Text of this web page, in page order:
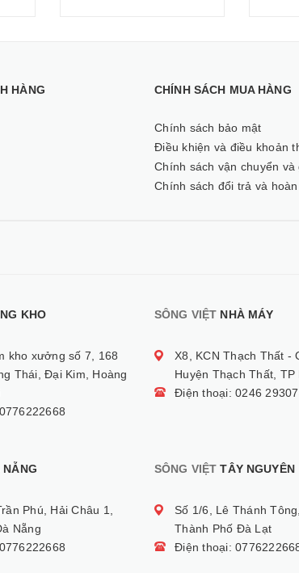
HÀNG CHÍNH SÁCH MUA HÀNG
Chính sách bảo mật
Điều khiện và điều khoản
Chính sách vận chuyển và
Chính sách đổi trả và
KHO
kho xưởng số 7, 168
Thái, Đại Kim, Hoàng
SÔNG VIỆT NHÀ MÁY
X8, KCN Thạch Thất -
Huyện Thạch Thất, TP
Điện thoại: 0246
Phú, Hải Châu 1,
Nẵng
SÔNG VIỆT TÂY NGUYÊN
Số 1/6, Lê Thánh
Thành Phố Đà Lạt
Điện thoại: